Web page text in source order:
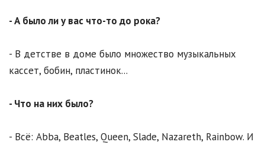
- А было ли у вас что-то до рока?
- В детстве в доме было множество музыкальных
кассет, бобин, пластинок...
- Что на них было?
- Всё: Abba, Beatles, Queen, Slade, Nazareth, Rainbow. И